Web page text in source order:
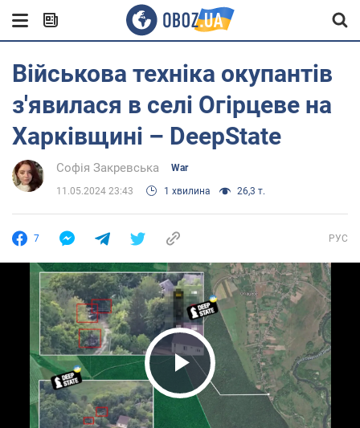
Військова техніка окупантів
з'явилася в селі Огірцеве на
Харківщині – DeepState
Софія Закревська War
11.05.2024 23:43 1 хвилина 26,3 т.
7 РУС
Play Video